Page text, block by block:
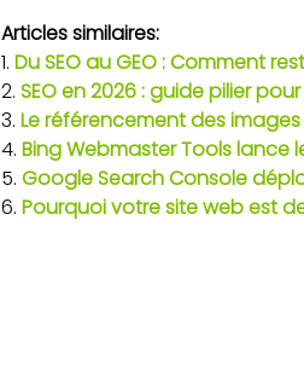
Articles similaires:
Du SEO au GEO : Comment
SEO en 2026 : guide pilier
Le référencement des images
Bing Webmaster Tools lance
Google Search Console
Pourquoi votre site web est